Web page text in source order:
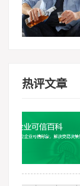
热评文章